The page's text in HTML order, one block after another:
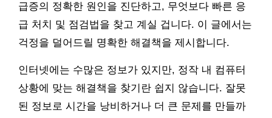
급증의 정확한 원인을 진단하고, 무엇보다 빠른 응
급 처치 및 점검법을 찾고 계실 겁니다. 이 글에서는
걱정을 덜어드릴 명확한 해결책을 제시합니다.
인터넷에는 수많은 정보가 있지만, 정작 내 컴퓨터
상황에 맞는 해결책을 찾기란 쉽지 않습니다. 잘못
된 정보로 시간을 낭비하거나 더 큰 문제를 만들까